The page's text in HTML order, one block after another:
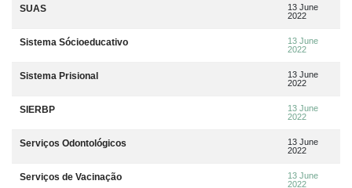
SUAS
13 June
2022
Sistema Sócioeducativo
13 June
2022
Sistema Prisional
13 June
2022
SIERBP
13 June
2022
Serviços Odontológicos
13 June
2022
Serviços de Vacinação
13 June
2022